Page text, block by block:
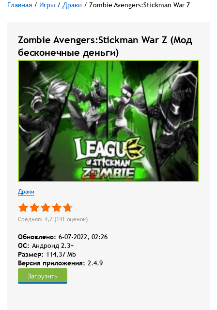
Главная / Игры / Драки / Zombie Avengers:Stickman War Z
Zombie Avengers:Stickman War Z (Мод
бесконечные деньги)
Драки
Средняя: 4,7 (141 оценок)
Обновлено: 6-07-2022, 02:26
OC: Андроид 2.3+
Размер: 114,37 Mb
Версия приложения: 2.4.9
Загрузить